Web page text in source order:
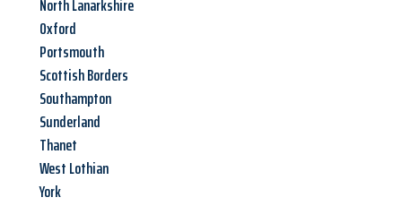
North Lanarkshire
Oxford
Portsmouth
Scottish Borders
Southampton
Sunderland
Thanet
West Lothian
York